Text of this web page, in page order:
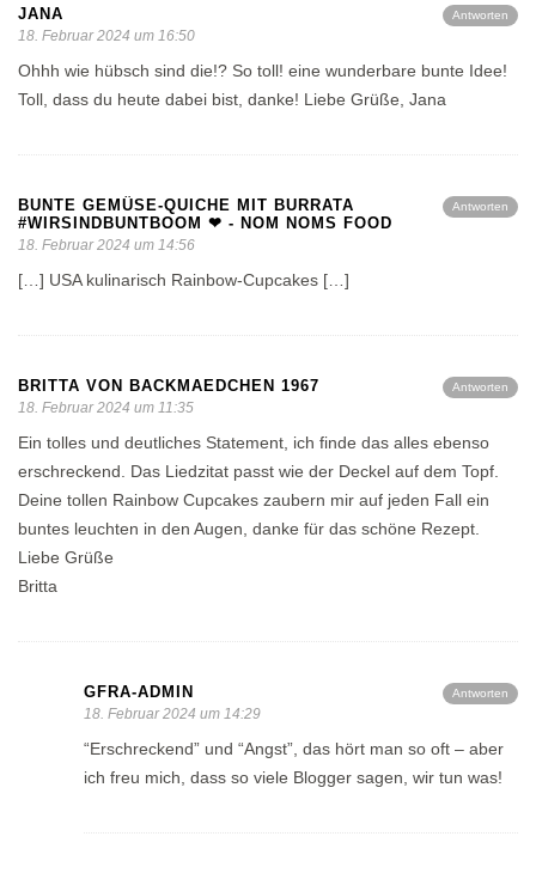
Antworten
JANA
18. Februar 2024 um 16:50
Ohhh wie hübsch sind die!? So toll! eine wunderbare bunte Idee!
Toll, dass du heute dabei bist, danke! Liebe Grüße, Jana
Antworten
BUNTE GEMÜSE-QUICHE MIT BURRATA
#WIRSINDBUNTBOOM ❤ - NOM NOMS FOOD
18. Februar 2024 um 14:56
[…] USA kulinarisch Rainbow-Cupcakes […]
Antworten
BRITTA VON BACKMAEDCHEN 1967
18. Februar 2024 um 11:35
Ein tolles und deutliches Statement, ich finde das alles ebenso
erschreckend. Das Liedzitat passt wie der Deckel auf dem Topf.
Deine tollen Rainbow Cupcakes zaubern mir auf jeden Fall ein
buntes leuchten in den Augen, danke für das schöne Rezept.
Liebe Grüße
Britta
Antworten
GFRA-ADMIN
18. Februar 2024 um 14:29
“Erschreckend” und “Angst”, das hört man so oft – aber
ich freu mich, dass so viele Blogger sagen, wir tun was!